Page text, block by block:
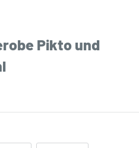
Pikto und